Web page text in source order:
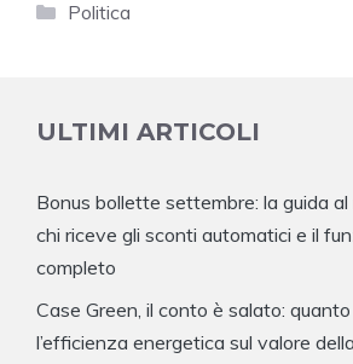
Categorie
Politica
ULTIMI ARTICOLI
Bonus bollette settembre: la guida al
chi riceve gli sconti automatici e il
completo
Case Green, il conto è salato:
l’efficienza energetica sul valore